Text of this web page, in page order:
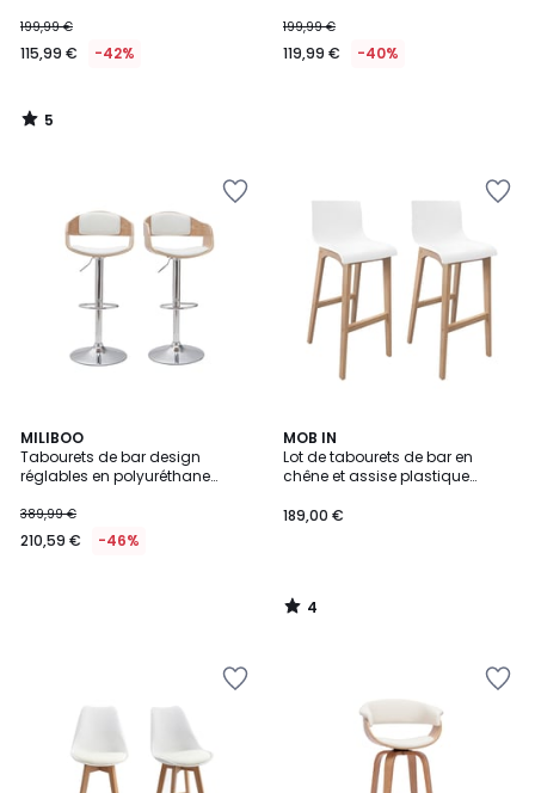
199,99 €
115,99 € -42%
5
/
199,99 €
119,99 € -40%
MILIBOO
Tabourets de bar design
réglables en polyuréthane
EUSTACHE
389,99 €
210,59 € -46%
MOB IN
Lot de tabourets de bar en
chêne et assise plastique
Lot de 2
189,00 €
4
/
5
4
/